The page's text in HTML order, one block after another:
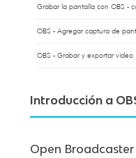
Grabar la pantalla con OBS -
OBS - Agregar captura de
OBS - Grabar y exportar vídeo
Introducción a
Open